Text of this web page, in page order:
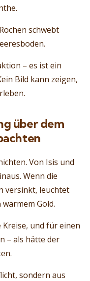
schwebt
– es ist ein
Bild kann zeigen,
über dem
Von Isis und
Wenn die
versinkt, leuchtet
Gold.
und für einen
– als hätte der
sondern aus